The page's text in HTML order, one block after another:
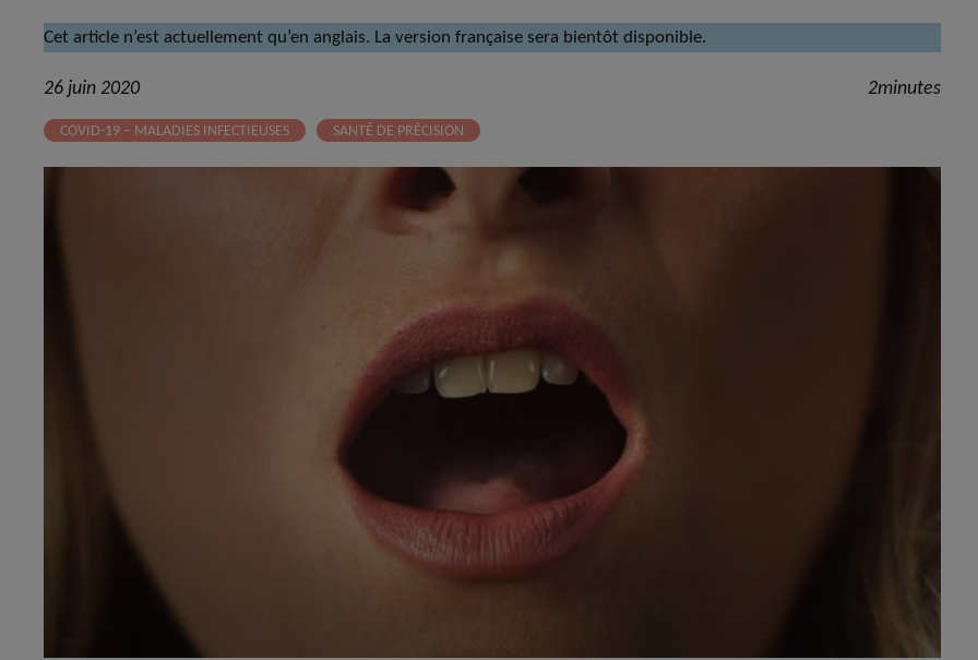
Cet article n’est actuellement qu’en anglais. La version française sera bientôt disponible.
26 juin 2020 2minutes
COVID-19 – MALADIES INFECTIEUSES SANTÉ DE PRÉCISION